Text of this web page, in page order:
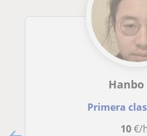
Hanbo
Primera
10€/